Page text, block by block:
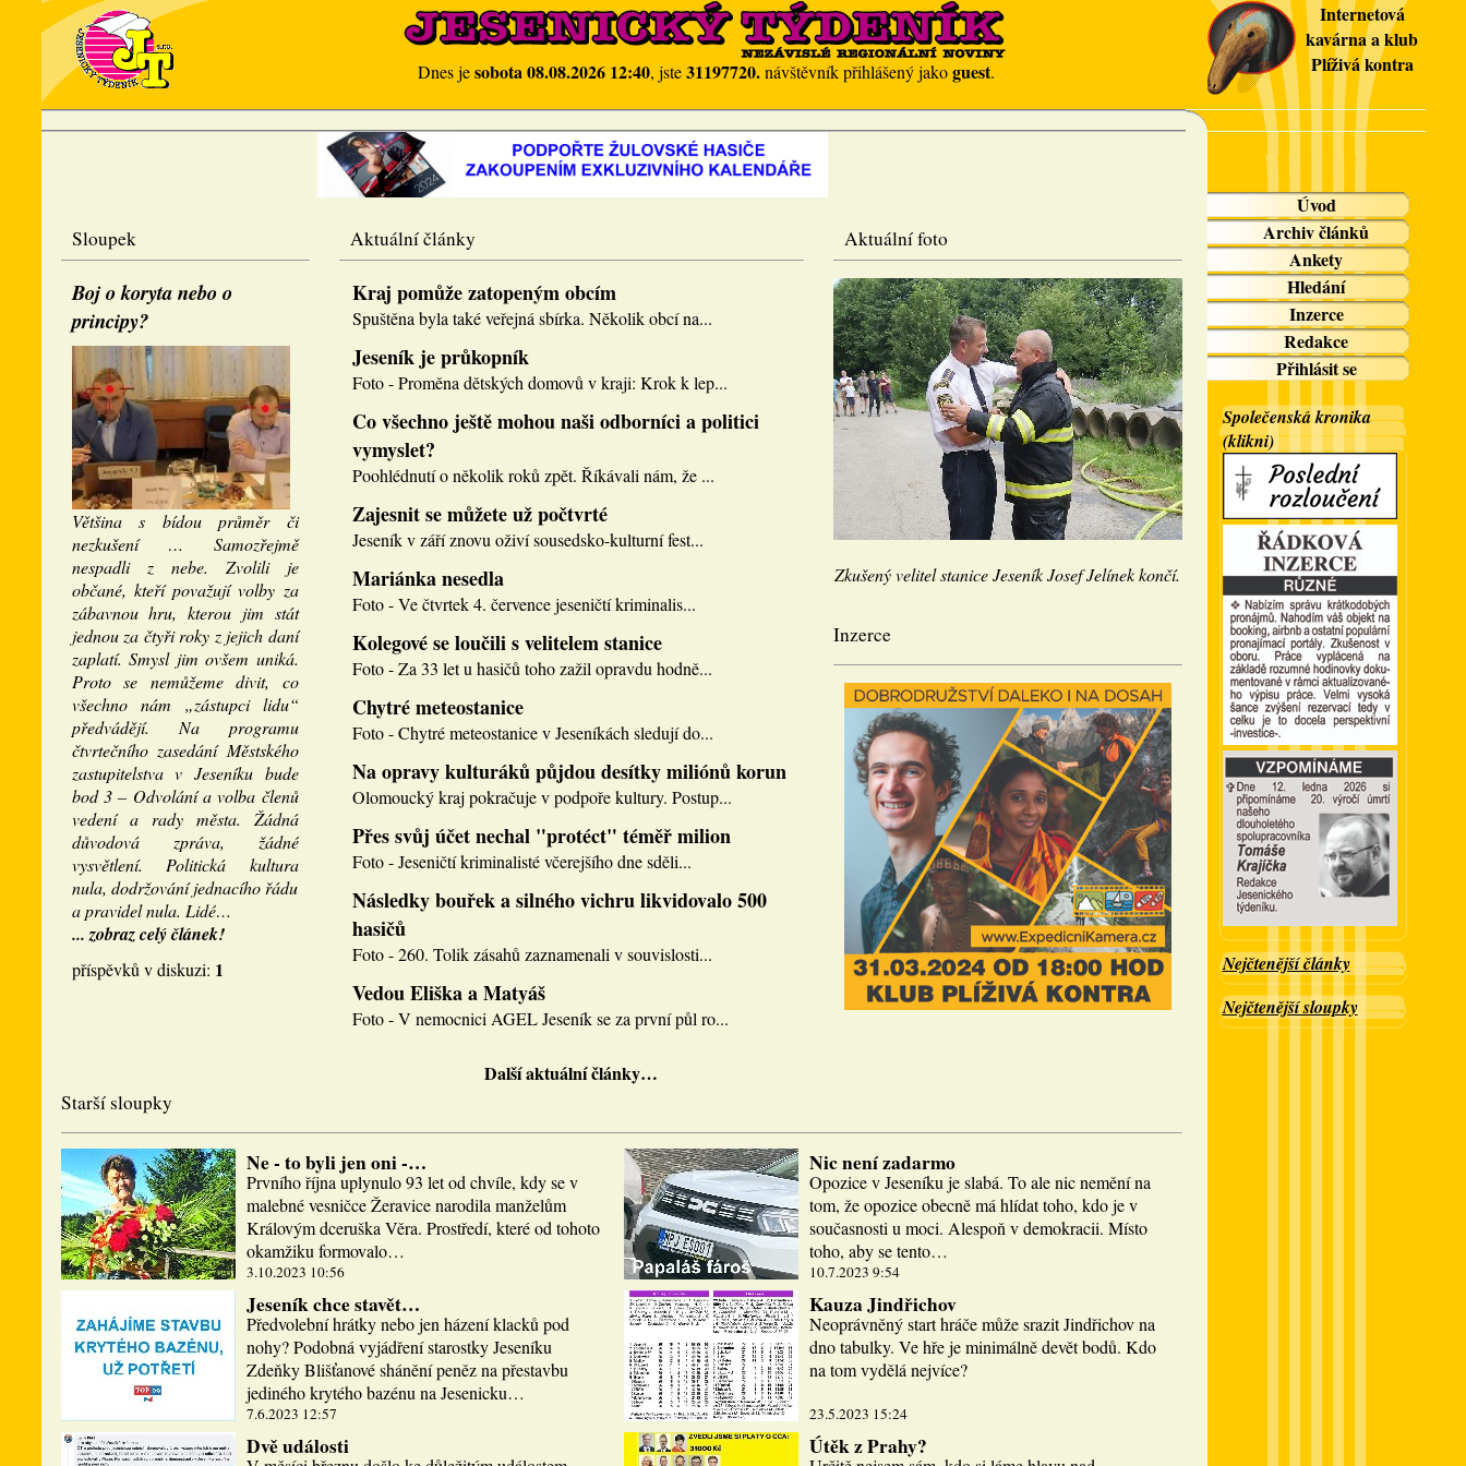
Dnes jesobota 08.08.2026 12:40, jste31197720.návštěvník přihlášený jakoguest.
Internetová
kavárna a klub
Plíživá kontra
Sloupek
Boj o koryta nebo o
principy?
Většina s bídou průměr či
nezkušení … Samozřejmě
nespadli z nebe. Zvolili je
občané, kteří považují volby za
zábavnou hru, kterou jim stát
jednou za čtyři roky z jejich daní
zaplatí. Smysl jim ovšem uniká.
Proto se nemůžeme divit, co
všechno nám „zástupci lidu“
předvádějí. Na programu
čtvrtečního zasedání Městského
zastupitelstva v Jeseníku bude
bod 3 – Odvolání a volba členů
vedení a rady města. Žádná
důvodová zpráva, žádné
vysvětlení. Politická kultura
nula, dodržování jednacího řádu
a pravidel nula. Lidé…
... zobraz celý článek!
příspěvků v diskuzi: 1
Aktuální články
Kraj pomůže zatopeným obcím
Spuštěna byla také veřejná sbírka. Několik obcí na...
Jeseník je průkopník
Foto - Proměna dětských domovů v kraji: Krok k lep...
Co všechno ještě mohou naši odborníci a politici
vymyslet?
Poohlédnutí o několik roků zpět. Říkávali nám, že ...
Zajesnit se můžete už počtvrté
Jeseník v září znovu oživí sousedsko-kulturní fest...
Mariánka nesedla
Foto - Ve čtvrtek 4. července jeseničtí kriminalis...
Kolegové se loučili s velitelem stanice
Foto - Za 33 let u hasičů toho zažil opravdu hodně...
Chytré meteostanice
Foto - Chytré meteostanice v Jeseníkách sledují do...
Na opravy kulturáků půjdou desítky miliónů korun
Olomoucký kraj pokračuje v podpoře kultury. Postup...
Přes svůj účet nechal "protéct" téměř milion
Foto - Jeseničtí kriminalisté včerejšího dne sděli...
Následky bouřek a silného vichru likvidovalo 500
hasičů
Foto - 260. Tolik zásahů zaznamenali v souvislosti...
Vedou Eliška a Matyáš
Foto - V nemocnici AGEL Jeseník se za první půl ro...
Další aktuální články…
Aktuální foto
Zkušený velitel stanice Jeseník Josef Jelínek končí.
Inzerce
Starší sloupky
Ne - to byli jen oni -…
Prvního října uplynulo 93 let od chvíle, kdy se v
malebné vesničce Žeravice narodila manželům
Královým dceruška Věra. Prostředí, které od tohoto
okamžiku formovalo…
3.10.2023 10:56
Jeseník chce stavět…
Předvolební hrátky nebo jen házení klacků pod
nohy? Podobná vyjádření starostky Jeseníku
Zdeňky Blišťanové shánění peněz na přestavbu
jediného krytého bazénu na Jesenicku…
7.6.2023 12:57
Dvě události
Nic není zadarmo
Opozice v Jeseníku je slabá. To ale nic nemění na
tom, že opozice obecně má hlídat toho, kdo je v
současnosti u moci. Alespoň v demokracii. Místo
toho, aby se tento…
10.7.2023 9:54
Kauza Jindřichov
Neoprávněný start hráče může srazit Jindřichov na
dno tabulky. Ve hře je minimálně devět bodů. Kdo
na tom vydělá nejvíce?
23.5.2023 15:24
Útěk z Prahy?
Úvod
Archiv článků
Ankety
Hledání
Inzerce
Redakce
Přihlásit se
Společenská kronika
(klikni)
Nejčtenější články
Nejčtenější sloupky